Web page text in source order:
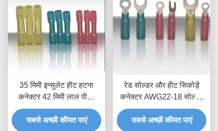
35 मिमी इन्सुलेट हीट हटना
कनेक्टर 42 मिमी लाल पीला
नीला पनरोक सोल्डर वायर
सबसे अच्छी कीमत पाएं
रेड सोल्डर और हीट सिकोड़ें
कनेक्टर AWG22-18 सोल्डर
सील वायर टर्मिनल
सबसे अच्छी कीमत पाएं